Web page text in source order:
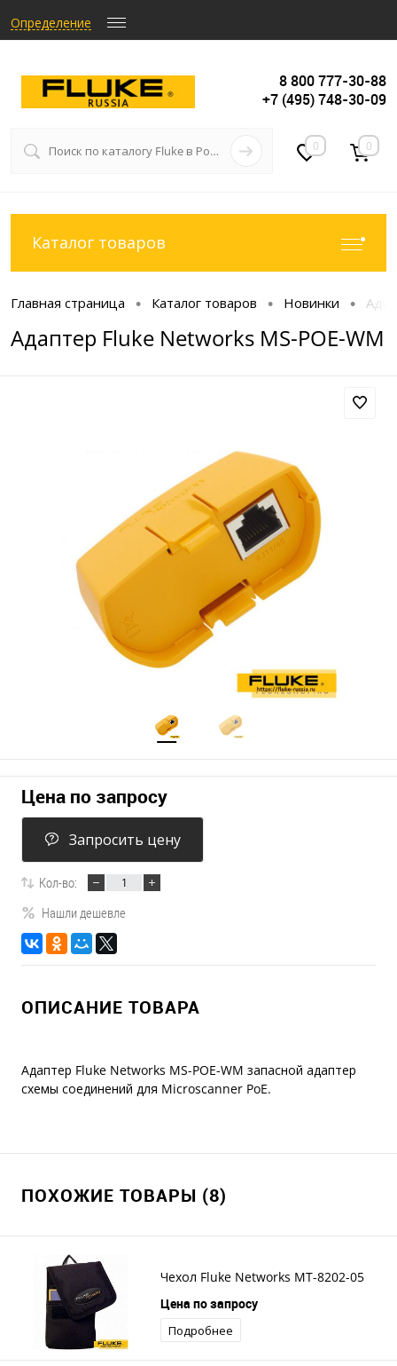
Определение
8 800 777-30-88
+7 (495) 748-30-09
0 0
Каталог товаров
Главная страница • Каталог товаров • Новинки •
Адаптер Fluke Networks MS-POE-WM
Цена по запросу
Запросить цену
Кол-во:
Нашли дешевле
ОПИСАНИЕ ТОВАРА
Адаптер Fluke Networks MS-POE-WM запасной адаптер
схемы соединений для Microscanner PoE.
ПОХОЖИЕ ТОВАРЫ (8)
Чехол Fluke Networks MT-8202-05
Цена по запросу
Подробнее